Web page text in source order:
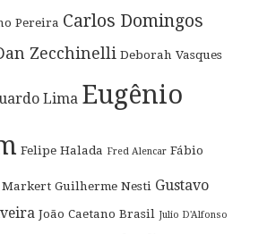
Pereira Carlos Domingos
Zecchinelli Deborah Vasques
Lima Eugênio
Felipe Halada Fred Alencar Fábio
Markert Guilherme Nesti Gustavo
João Caetano Brasil Julio D'Alfonso